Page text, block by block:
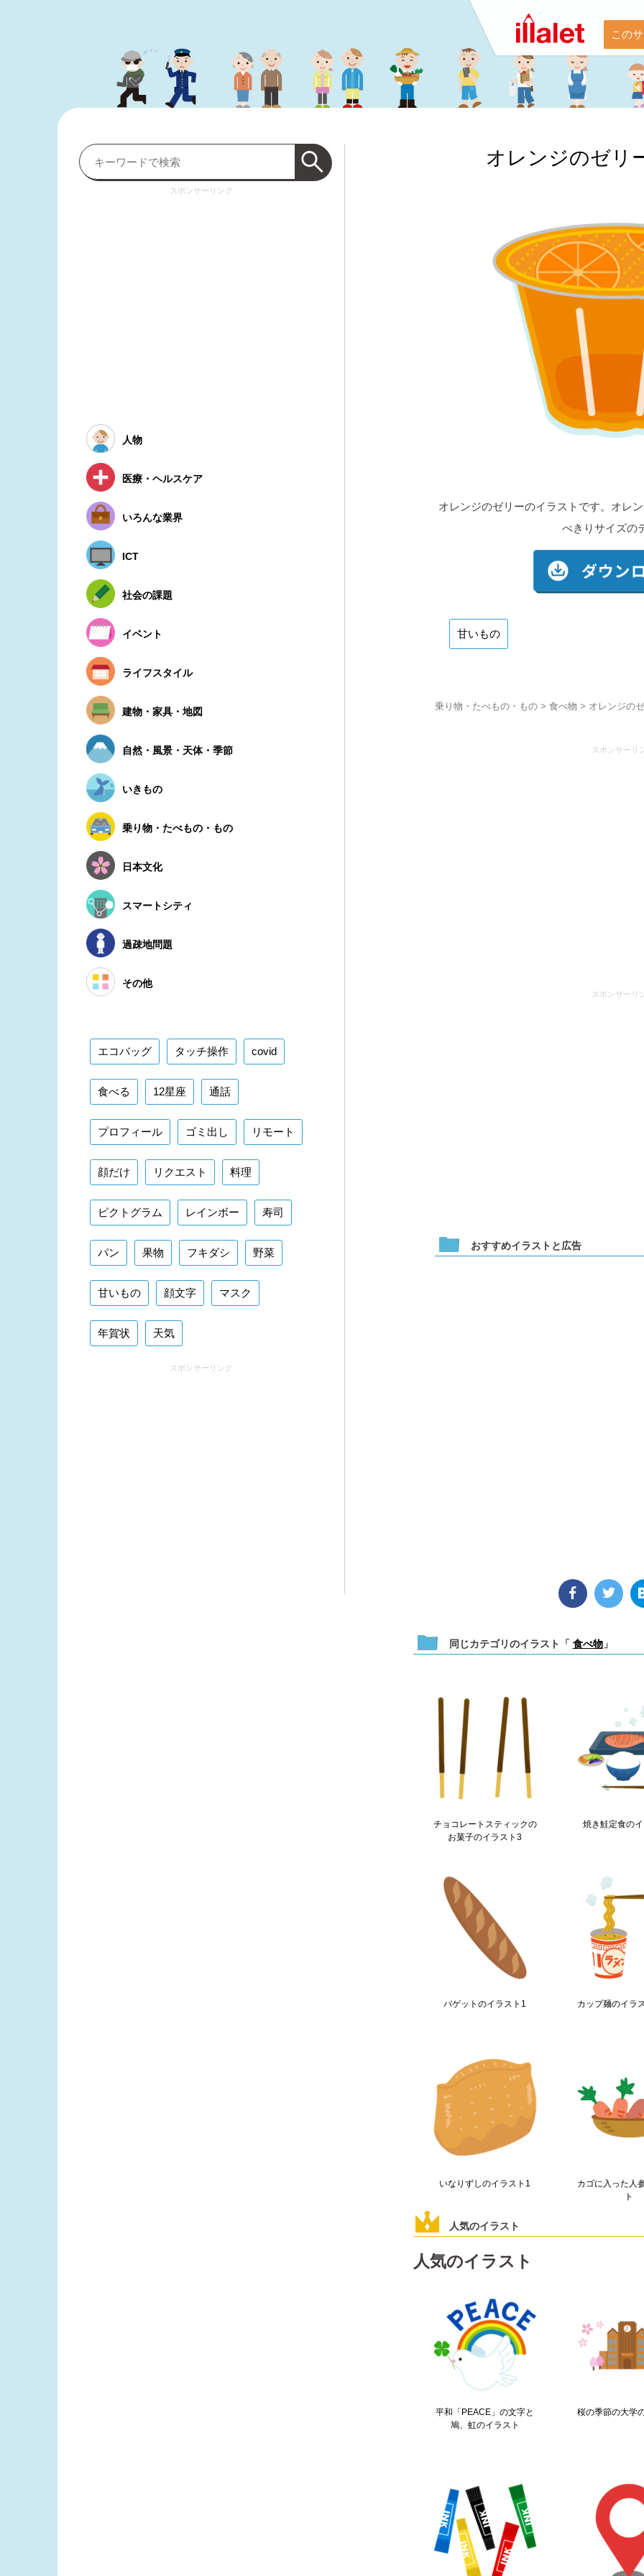
この
オレンジのゼリ
オレンジのゼリーのイラストです。オレ
べきりサイズの
甘いもの
乗り物・たべもの・もの> 食べ物 > オレンジの
スポンサーリ
スポンサーリ
おすすめイラストと広告
同じカテゴリのイラスト「 食べ物」
チョコレートスティックの
お菓子のイラスト3
焼き鮭定食の
バゲットのイラスト1 カップ麺のイラ
いなりずしのイラスト1
カゴに入った人
ト
人気のイラスト
人気のイラスト
平和「PEACE」の文字と
鳩、虹のイラスト
桜の季節の大学
スポンサーリンク
人物
医療・ヘルスケア
いろんな業界
ICT
社会の課題
イベント
ライフスタイル
建物・家具・地図
自然・風景・天体・季節
いきもの
乗り物・たべもの・もの
日本文化
スマートシティ
過疎地問題
その他
エコバッグ タッチ操作 covid
食べる 12星座 通話
プロフィール ゴミ出し リモート
顔だけ リクエスト 料理
ピクトグラム レインボー 寿司
パン 果物 フキダシ 野菜
甘いもの 顔文字 マスク
年賀状 天気
スポンサーリンク